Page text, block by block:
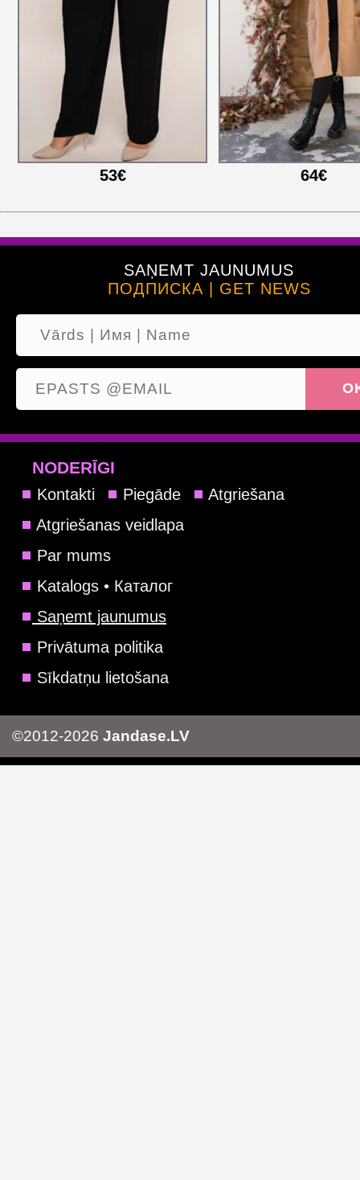
53€ 64€
SAŅEMT JAUNUMUS
ПОДПИСКА | GET NEWS
NODERĪGI
Kontakti Piegāde
Atgriešana
Atgriešanas veidlapa
Par mums
Katalogs • Каталог
Saņemt jaunumus
Privātuma politika
Sīkdatņu lietošana
©2012-2026 Jandase.LV